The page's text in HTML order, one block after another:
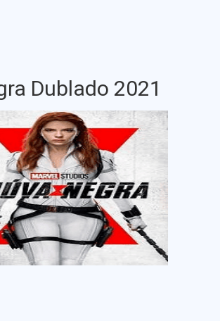
Dublado 2021